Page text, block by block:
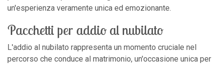
un'esperienza veramente unica ed emozionante.
Pacchetti per addio al nubilato
L'addio al nubilato rappresenta un momento cruciale nel
percorso che conduce al matrimonio, un'occasione unica per